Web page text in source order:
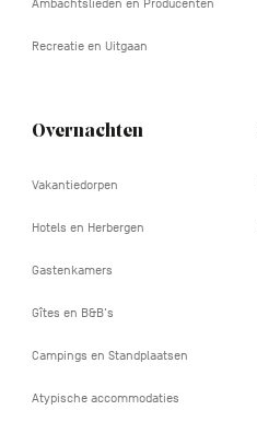
Ambachtslieden en Producenten
Recreatie en Uitgaan
Overnachten
Vakantiedorpen
Hotels en Herbergen
Gastenkamers
Gîtes en B&B's
Campings en Standplaatsen
Atypische accommodaties